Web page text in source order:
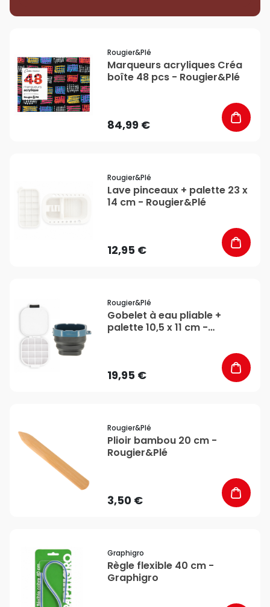
Rougier&plé
Marqueurs acryliques Créa
boîte 48 pcs - Rougier&Plé
84,99 €
Rougier&plé
Lave pinceaux + palette 23 x
14 cm - Rougier&Plé
12,95 €
Rougier&plé
Gobelet à eau pliable +
palette 10,5 x 11 cm -
19,95 €
Rougier&plé
Plioir bambou 20 cm -
Rougier&Plé
3,50 €
Graphigro
Règle flexible 40 cm -
Graphigro